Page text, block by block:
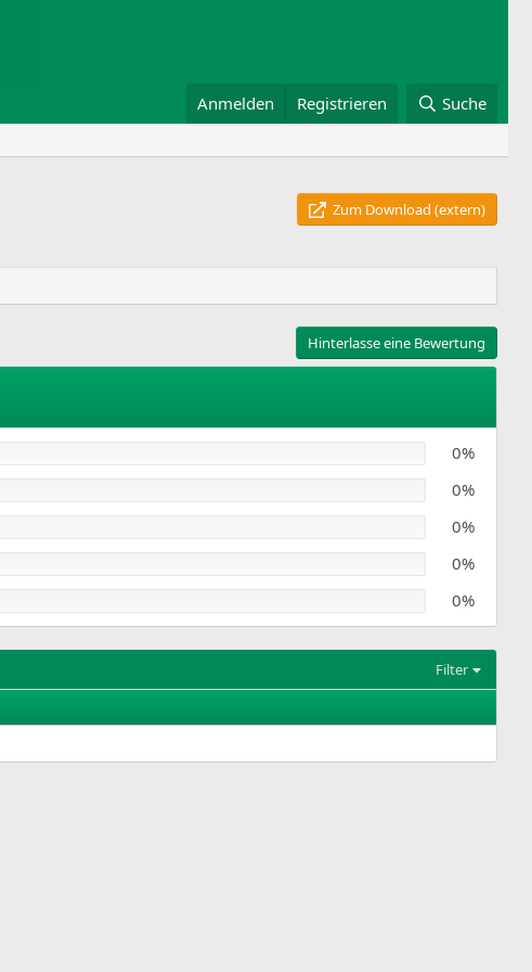
Anmelden Registrieren Suche
Zum Download (extern)
Hinterlasse eine Bewertung
0%
0%
0%
0%
0%
Filter